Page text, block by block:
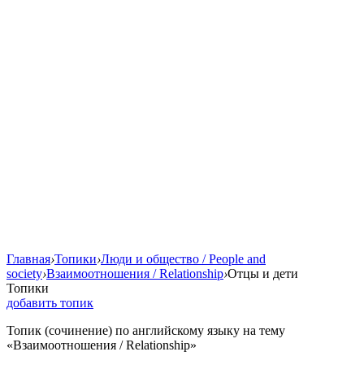
Главная›Топики›Люди и общество / People and
society›Взаимоотношения / Relationship›Отцы и дети
Топики
добавить топик
Топик (сочинение) по английскому языку на тему
«Взаимоотношения / Relationship»